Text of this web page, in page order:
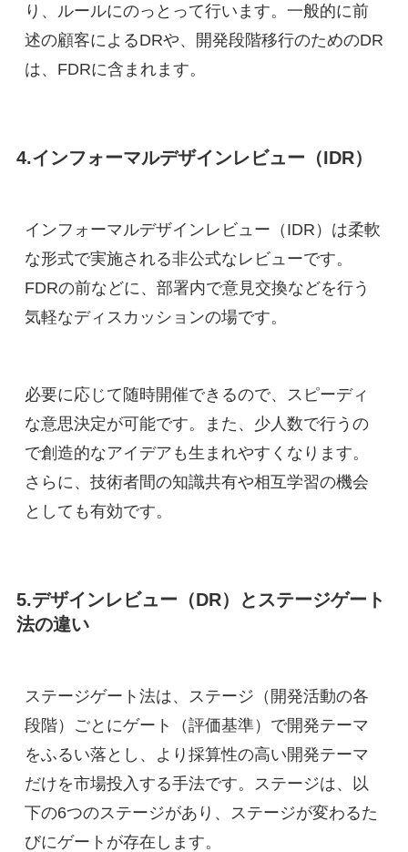
り、ルールにのっとって行います。一般的に前
述の顧客によるDRや、開発段階移行のためのDR
は、FDRに含まれます。
4.インフォーマルデザインレビュー（IDR）
インフォーマルデザインレビュー（IDR）は柔軟
な形式で実施される非公式なレビューです。
FDRの前などに、部署内で意見交換などを行う
気軽なディスカッションの場です。
必要に応じて随時開催できるので、スピーディ
な意思決定が可能です。また、少人数で行うの
で創造的なアイデアも生まれやすくなります。
さらに、技術者間の知識共有や相互学習の機会
としても有効です。
5.デザインレビュー（DR）とステージゲート
法の違い
ステージゲート法は、ステージ（開発活動の各
段階）ごとにゲート（評価基準）で開発テーマ
をふるい落とし、より採算性の高い開発テーマ
だけを市場投入する手法です。ステージは、以
下の6つのステージがあり、ステージが変わるた
びにゲートが存在します。